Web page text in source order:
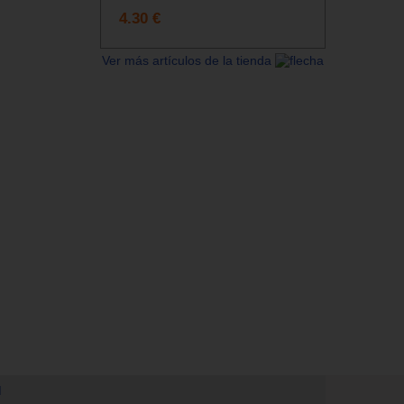
4.30 €
Ver más artículos de la tienda